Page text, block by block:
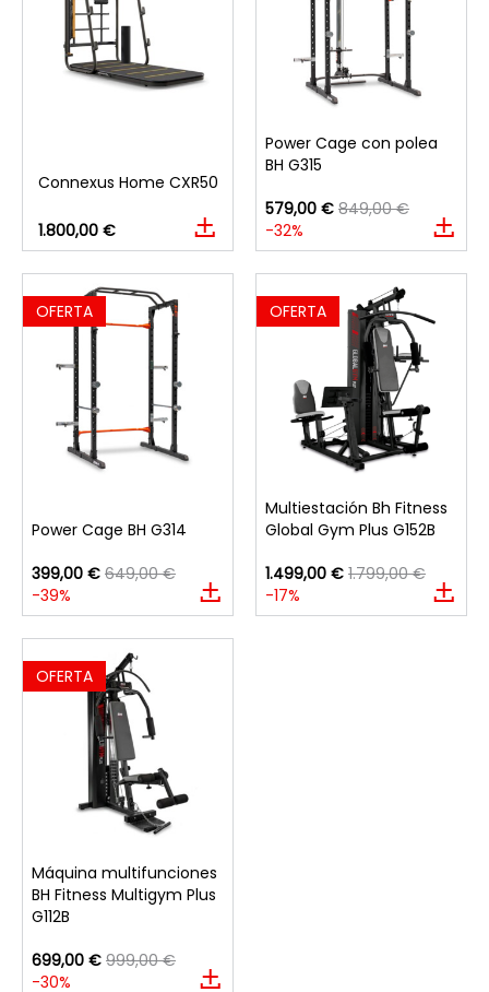
Connexus Home CXR50
1.800,00 €
Power Cage con polea
BH G315
579,00 € 849,00 €
-32%
OFERTA
Power Cage BH G314
399,00 € 649,00 €
-39%
OFERTA
Multiestación Bh Fitness
Global Gym Plus G152B
1.499,00 € 1.799,00 €
-17%
OFERTA
Máquina multifunciones
BH Fitness Multigym Plus
G112B
699,00 € 999,00 €
-30%